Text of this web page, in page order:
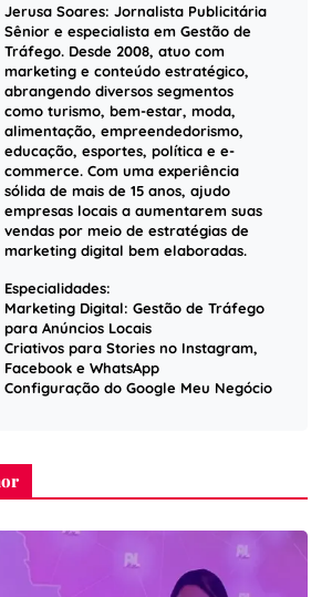
Jerusa Soares: Jornalista Publicitária
Sênior e especialista em Gestão de
Tráfego. Desde 2008, atuo com
marketing e conteúdo estratégico,
abrangendo diversos segmentos
como turismo, bem-estar, moda,
alimentação, empreendedorismo,
educação, esportes, política e e-
commerce. Com uma experiência
sólida de mais de 15 anos, ajudo
empresas locais a aumentarem suas
vendas por meio de estratégias de
marketing digital bem elaboradas.
Especialidades:
Marketing Digital: Gestão de Tráfego
para Anúncios Locais
Criativos para Stories no Instagram,
Facebook e WhatsApp
Configuração do Google Meu Negócio